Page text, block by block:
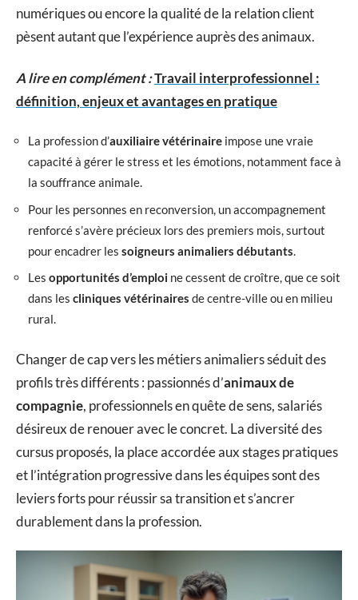
numériques ou encore la qualité de la relation client
pèsent autant que l’expérience auprès des animaux.
A lire en complément :Travail interprofessionnel :
définition, enjeux et avantages en pratique
La profession d’auxiliaire vétérinaire impose une vraie
capacité à gérer le stress et les émotions, notamment face à
la souffrance animale.
Pour les personnes en reconversion, un accompagnement
renforcé s’avère précieux lors des premiers mois, surtout
pour encadrer les soigneurs animaliers débutants.
Les opportunités d’emploi ne cessent de croître, que ce soit
dans les cliniques vétérinaires de centre-ville ou en milieu
rural.
Changer de cap vers les métiers animaliers séduit des
profils très différents : passionnés d’animaux de
compagnie, professionnels en quête de sens, salariés
désireux de renouer avec le concret. La diversité des
cursus proposés, la place accordée aux stages pratiques
et l’intégration progressive dans les équipes sont des
leviers forts pour réussir sa transition et s’ancrer
durablement dans la profession.